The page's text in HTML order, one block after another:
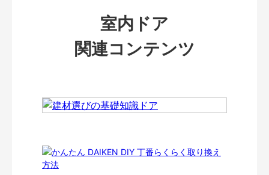
室内ドア
関連コンテンツ